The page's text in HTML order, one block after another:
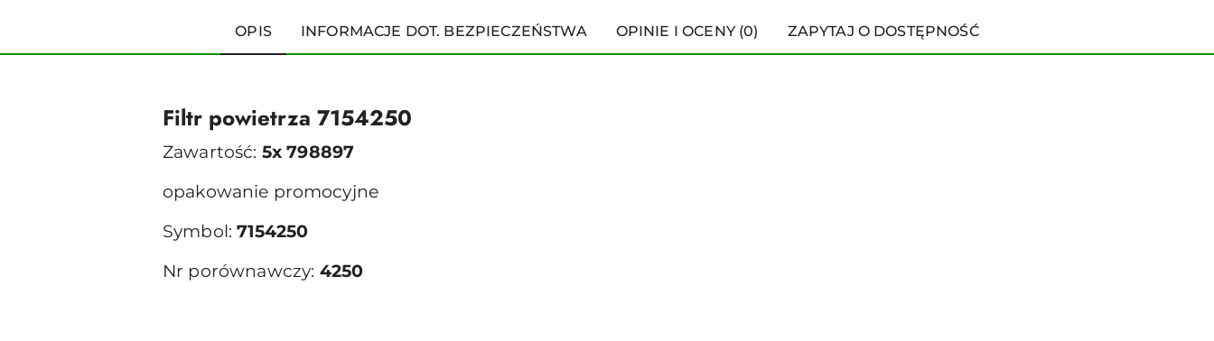
OPIS INFORMACJE DOT. BEZPIECZEŃSTWA OPINIE I OCENY (0) ZAPYTAJ O DOSTĘPNOŚĆ
Filtr powietrza 7154250
Zawartość: 5x 798897
opakowanie promocyjne
Symbol:7154250
Nr porównawczy: 4250